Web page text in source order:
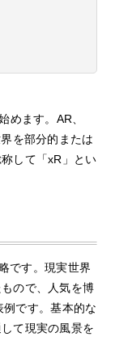
めます。AR、
を部分的または
して「xR」とい
です。現実世界
ので、人気を博
です。基本的な
て現実の風景を